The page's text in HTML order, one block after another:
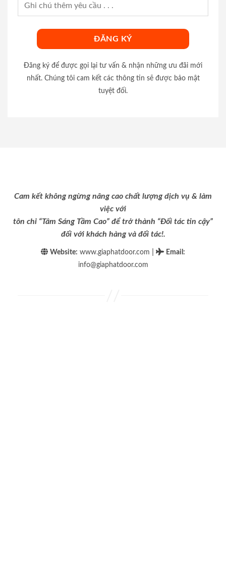
Đăng ký để được gọi lại tư vấn & nhận những ưu đãi mới
nhất. Chúng tôi cam kết các thông tin sẽ được bảo mật
tuyệt đối.
Cam kết không ngừng nâng cao chất lượng dịch vụ & làm
việc với
tôn chỉ “Tâm Sáng Tầm Cao” để trở thành “Đối tác tin cậy”
đối với khách hàng và đối tác!.
Website: www.giaphatdoor.com Email :
info@giaphatdoor.com